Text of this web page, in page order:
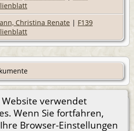
Website verwendet
Wenn Sie fortfahren,
Browser-Einstellungen
Christina Renate | F139
Quellen (Anmelden)